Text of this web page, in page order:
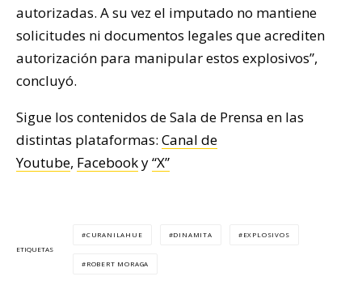
autorizadas. A su vez el imputado no mantiene
solicitudes ni documentos legales que acrediten
autorización para manipular estos explosivos”,
concluyó.
Sigue los contenidos de Sala de Prensa en las
distintas plataformas: Canal de
Youtube, Facebooky“X”
ETIQUETAS
CURANILAHUE DINAMITA EXPLOSIVOS
ROBERT MORAGA